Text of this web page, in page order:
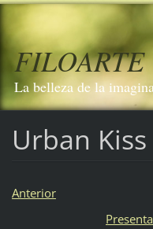
FILOARTE
La belleza de la
Urban Kiss
Anterior